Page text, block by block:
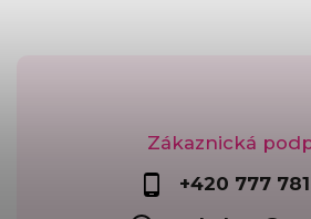
Zákaznická
+420 777